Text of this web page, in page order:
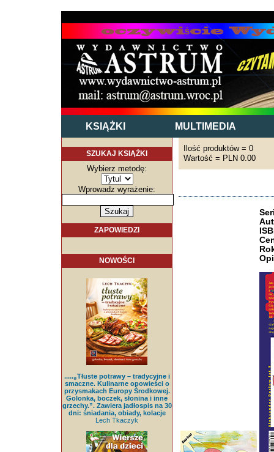
KSIĄŻKI MULTIMEDIA
SZUKAJ KSIĄŻKI
Wybierz metodę:
Wprowadz wyrażenie:
ZAPOWIEDZI
NOWOŚCI
.....„Tłuste potrawy – tradycyjne i
smaczne. Kulinarne opowieści o
przysmakach Europy Środkowej.
Golonka, boczek, słonina i inne
grzechy.”. Zawiera jadłospis na 30
dni: śniadania, obiady, kolacje
Lech Tkaczyk
Ilość produktów = 0
Wartość = PLN 0.00